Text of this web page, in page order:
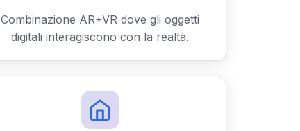
Combinazione AR+VR dove gli oggetti
digitali interagiscono con la realtà.